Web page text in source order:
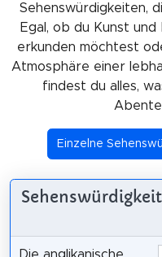
Sehenswürdigkeiten,
Egal, ob du Kunst
erkunden möchtest
Atmosphäre einer
findest du alles,
Einzelne
Die anglikanische